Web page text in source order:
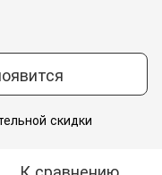
скидки
К сравнению